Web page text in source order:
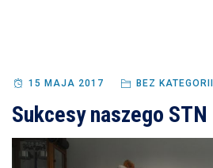
15 MAJA 2017 BEZ KATEGORII
Sukcesy naszego STN